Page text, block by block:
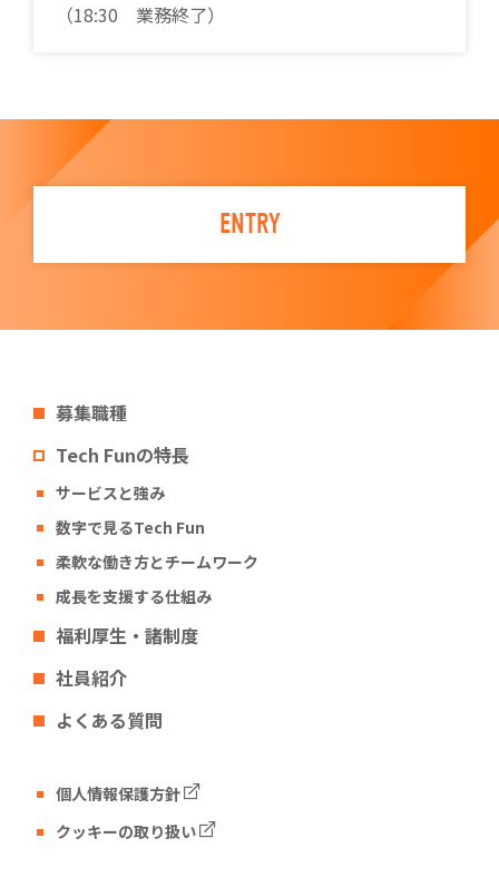
（18:30 業務終了）
ENTRY
募集職種
Tech Funの特長
サービスと強み
数字で見るTech Fun
柔軟な働き方とチームワーク
成長を支援する仕組み
福利厚生・諸制度
社員紹介
よくある質問
個人情報保護方針
クッキーの取り扱い